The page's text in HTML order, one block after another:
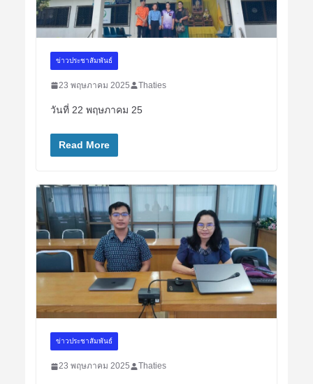
ข่าวประชาสัมพันธ์
23 พฤษภาคม 2025 Thaties
วันที่ 22 พฤษภาคม 25
Read More
ข่าวประชาสัมพันธ์
23 พฤษภาคม 2025 Thaties